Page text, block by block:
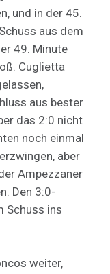
und in der 45.
aus dem
49. Minute
Cuglietta
aus bester
das 2:0 nicht
noch einmal
aber
Ampezzaner
Den 3:0-
Schuss ins
weiter,